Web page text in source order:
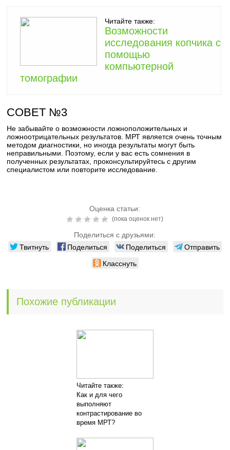
Читайте также:
Возможности
исследования копчика с
помощью
компьютерной
томографии
СОВЕТ №3
Не забывайте о возможности ложноположительных и
ложноотрицательных результатов. МРТ является очень точным
методом диагностики, но иногда результаты могут быть
неправильными. Поэтому, если у вас есть сомнения в
полученных результатах, проконсультируйтесь с другим
специалистом или повторите исследование.
Оценка статьи:
(пока оценок нет)
Поделиться с друзьями:
Твитнуть Поделиться Поделиться
Отправить
Класснуть
Похожие публикации
Читайте также:
Как и для чего
выполняют
контрастирование во
время МРТ?